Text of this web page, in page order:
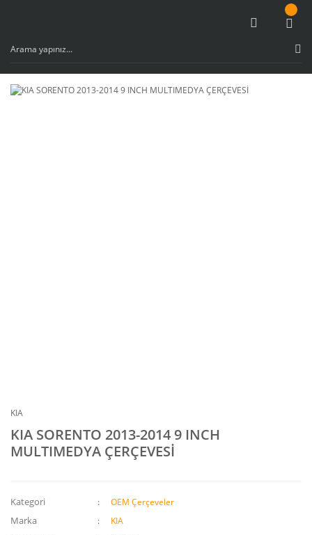
KIA
KIA SORENTO 2013-2014 9 INCH
MULTIMEDYA ÇERÇEVESİ
Kategori OEM Çerçeveler
Marka KIA